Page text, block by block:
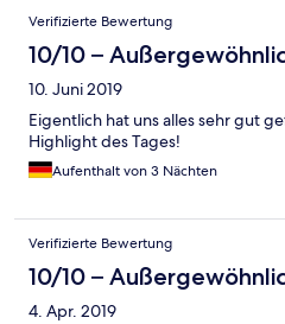
Verifizierte Bewertung
10/10 –
10. Juni 2019
Eigentlich hat uns alles sehr gut
Highlight des Tages!
Aufenthalt von 3 Nächten
Verifizierte Bewertung
10/10 –
4. Apr. 2019